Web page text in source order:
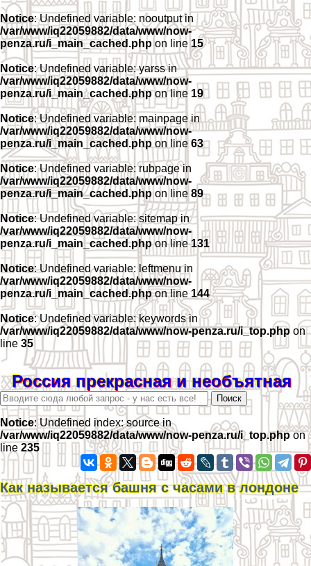
Notice: Undefined variable: nooutput in
/var/www/iq22059882/data/www/now-
penza.ru/i_main_cached.php on line 15
Notice: Undefined variable: yarss in
/var/www/iq22059882/data/www/now-
penza.ru/i_main_cached.phpon line 19
Notice: Undefined variable: mainpage in
/var/www/iq22059882/data/www/now-
penza.ru/i_main_cached.php on line 63
Notice: Undefined variable: rubpage in
/var/www/iq22059882/data/www/now-
penza.ru/i_main_cached.php on line 89
Notice: Undefined variable: sitemap in
/var/www/iq22059882/data/www/now-
penza.ru/i_main_cached.phpon line131
Notice: Undefined variable: leftmenu in
/var/www/iq22059882/data/www/now-
penza.ru/i_main_cached.phpon line 144
Notice: Undefined variable: keywords in
/var/www/iq22059882/data/www/now-penza.ru/i_top.php on
line 35
Россия прекрасная и необъятная
Notice: Undefined index: source in
/var/www/iq22059882/data/www/now-penza.ru/i_top.phpon
line 235
Как называется башня с часами в лондоне